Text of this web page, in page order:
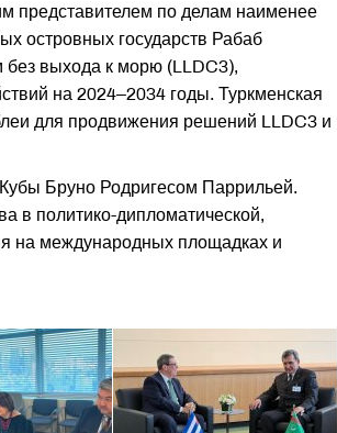
представителем по делам наименее
островных государств Рабаб
выхода к морю (LLDC3),
на 2024–2034 годы. Туркменская
для продвижения решений LLDC3 и
Бруно Родригесом Паррильей.
в политико-дипломатической,
на международных площадках и